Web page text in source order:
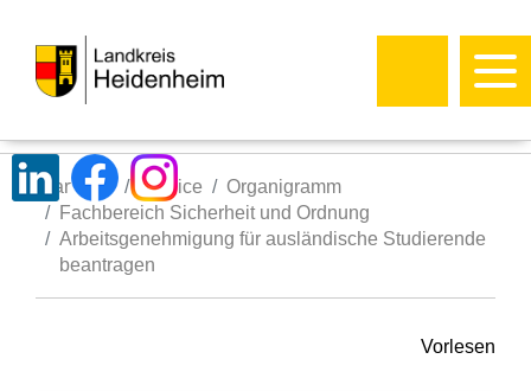
Startseite Service
Organigramm
Fachbereich Sicherheit und Ordnung
Arbeitsgenehmigung für ausländische Studierende
beantragen
Vorlesen